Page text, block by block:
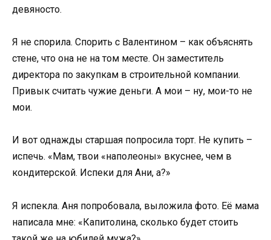
девяносто.
Я не спорила. Спорить с Валентином – как объяснять
стене, что она не на том месте. Он заместитель
директора по закупкам в строительной компании.
Привык считать чужие деньги. А мои – ну, мои-то не
мои.
И вот однажды старшая попросила торт. Не купить –
испечь. «Мам, твои «наполеоны» вкуснее, чем в
кондитерской. Испеки для Ани, а?»
Я испекла. Аня попробовала, выложила фото. Её мама
написала мне: «Капитолина, сколько будет стоить